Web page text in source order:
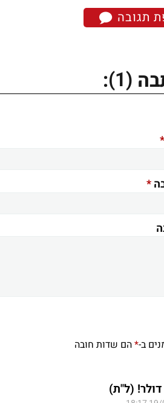
תגובה
(1)
:
*
*
ב-*הם שדות חובה